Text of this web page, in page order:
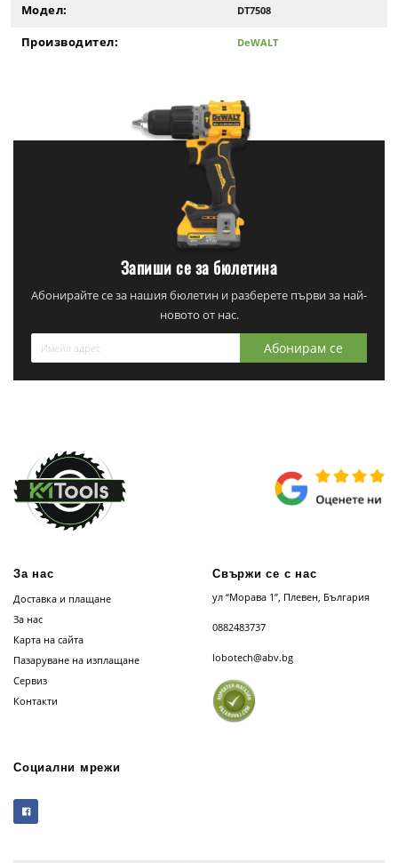
Модел: DT7508
Производител: DeWALT
Запиши се за бюлетина
Абонирайте се за нашия бюлетин и разберете първи за най-
новото от нас.
Абонирам се
За нас
Доставка и плащане
За нас
Карта на сайта
Пазаруване на изплащане
Сервиз
Контакти
Свържи се с нас
ул “Морава 1”, Плевен, България
0882483737
lobotech@abv.bg
Социални мрежи